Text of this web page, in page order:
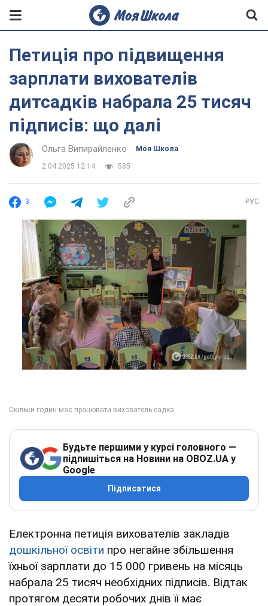
Петиція про підвищення
зарплати вихователів
дитсадків набрала 25 тисяч
підписів: що далі
Ольга Випирайленко Моя Школа
2.04.2025 12:14 585
3 РУС
Будьте першими у курсі головного —
підпишіться на Новини на OBOZ.UA у
Google
Підписатися
Електронна петиція вихователів закладів
дошкільної освіти про негайне збільшення
їхньої зарплати до 15 000 гривень на місяць
набрала 25 тисяч необхідних підписів. Відтак
протягом десяти робочих днів її має